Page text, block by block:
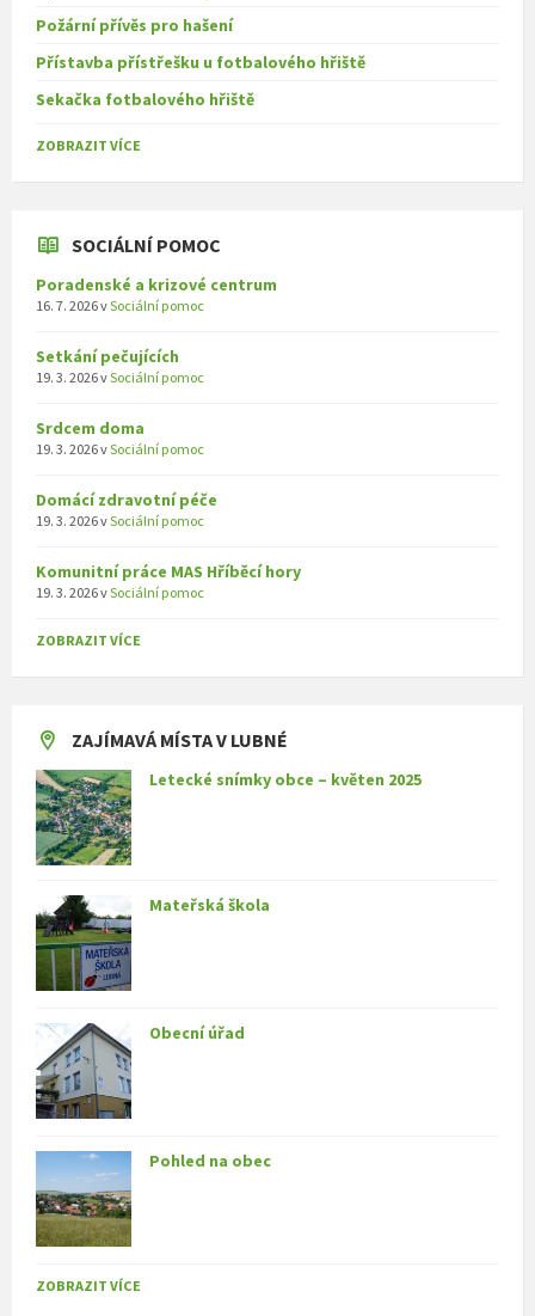
Požární přívěs pro hašení
Přístavba přístřešku u fotbalového hřiště
Sekačka fotbalového hřiště
ZOBRAZIT VÍCE
SOCIÁLNÍ POMOC
Poradenské a krizové centrum
16. 7. 2026vSociální pomoc
Setkání pečujících
19. 3. 2026vSociální pomoc
Srdcem doma
19. 3. 2026vSociální pomoc
Domácí zdravotní péče
19. 3. 2026vSociální pomoc
Komunitní práce MAS Hříběcí hory
19. 3. 2026vSociální pomoc
ZOBRAZIT VÍCE
ZAJÍMAVÁ MÍSTA V LUBNÉ
Letecké snímky obce – květen 2025
Mateřská škola
Obecní úřad
Pohled na obec
ZOBRAZIT VÍCE